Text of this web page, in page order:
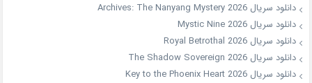
دانلود سریال Archives: The Nanyang Mystery 2026
دانلود سریال Mystic Nine 2026
دانلود سریال Royal Betrothal 2026
دانلود سریال The Shadow Sovereign 2026
دانلود سریال Key to the Phoenix Heart 2026